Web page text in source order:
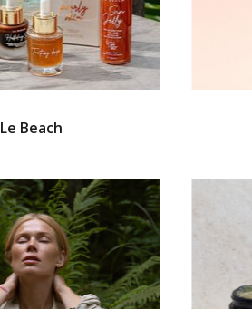
Le Beach